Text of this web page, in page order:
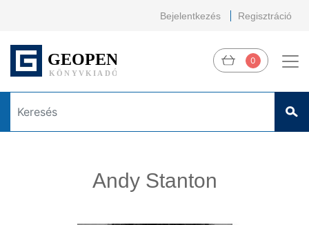
Bejelentkezés Regisztráció
0
Andy Stanton